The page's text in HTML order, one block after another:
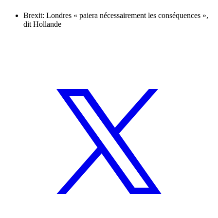
Brexit: Londres « paiera nécessairement les conséquences »,
dit Hollande